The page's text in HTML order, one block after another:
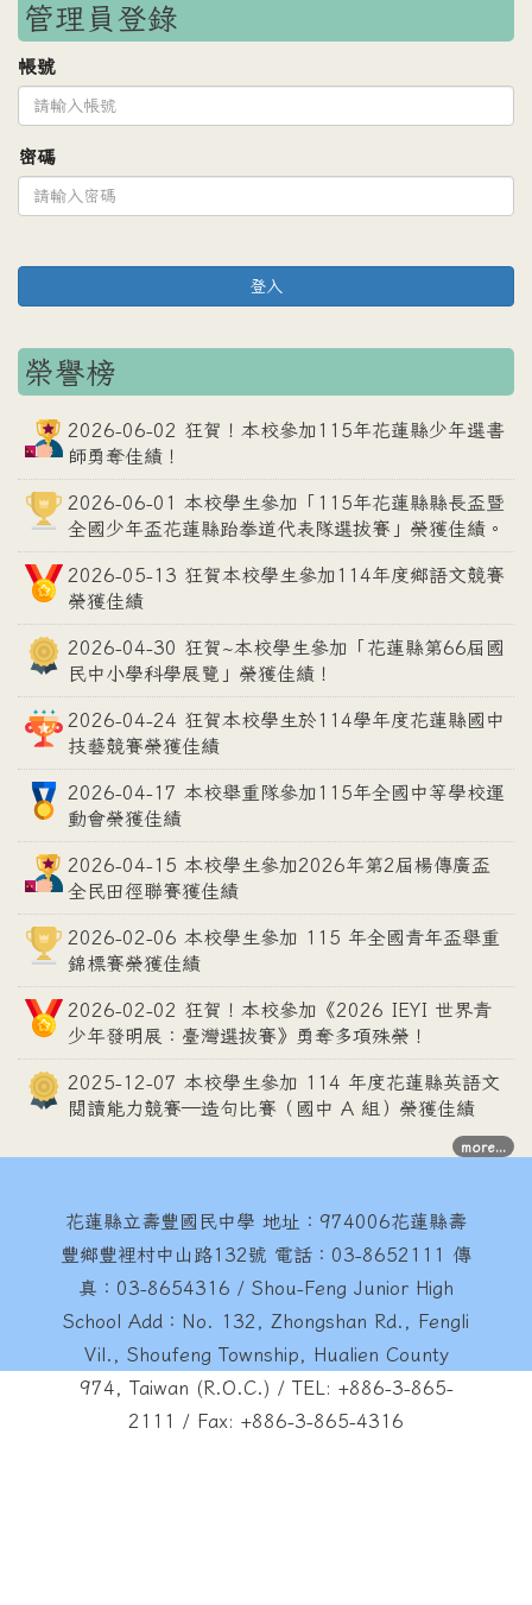
管理員登錄
帳號
密碼
登入
榮譽榜
2026-06-02 狂賀！本校參加115年花蓮縣少年選書
師勇奪佳績！
2026-06-01 本校學生參加「115年花蓮縣縣長盃暨
全國少年盃花蓮縣跆拳道代表隊選拔賽」榮獲佳績。
2026-05-13 狂賀本校學生參加114年度鄉語文競賽
榮獲佳績
2026-04-30 狂賀~本校學生參加「花蓮縣第66屆國
民中小學科學展覽」榮獲佳績！
2026-04-24 狂賀本校學生於114學年度花蓮縣國中
技藝競賽榮獲佳績
2026-04-17 本校舉重隊參加115年全國中等學校運
動會榮獲佳績
2026-04-15 本校學生參加2026年第2屆楊傳廣盃
全民田徑聯賽獲佳績
2026-02-06 本校學生參加 115 年全國青年盃舉重
錦標賽榮獲佳績
2026-02-02 狂賀！本校參加《2026 IEYI 世界青
少年發明展：臺灣選拔賽》勇奪多項殊榮！
2025-12-07 本校學生參加 114 年度花蓮縣英語文
閱讀能力競賽—造句比賽（國中 A 組）榮獲佳績
more...
花蓮縣立壽豐國民中學 地址：974006花蓮縣壽
豐鄉豐裡村中山路132號 電話：03-8652111 傳
真：03-8654316 / Shou-Feng Junior High
School Add：No. 132, Zhongshan Rd., Fengli
Vil., Shoufeng Township, Hualien County
974, Taiwan (R.O.C.) / TEL: +886-3-865-
2111 / Fax: +886-3-865-4316